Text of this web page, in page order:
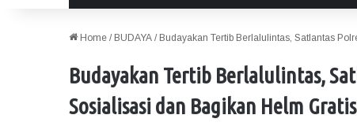
Home / BUDAYA / Budayakan Tertib Berlalulintas, Satlantas
Budayakan Tertib Berlalulintas,
Sosialisasi dan Bagikan Helm Gratis